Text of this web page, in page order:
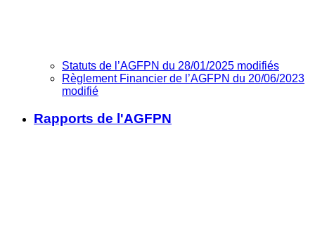
Statuts de l’AGFPN du 28/01/2025 modifiés
Règlement Financier de l’AGFPN du 20/06/2023
modifié
Rapports de l'AGFPN